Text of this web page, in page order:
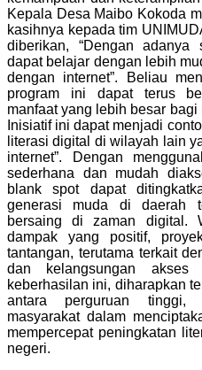
Kepala Desa Maibo Kokoda
kasihnya kepada tim
diberikan, “Dengan
dapat belajar dengan lebih
dengan internet”. Beliau
program ini dapat terus
manfaat yang lebih besar
Inisiatif ini dapat menjadi
literasi digital di wilayah lain
internet”. Dengan
sederhana dan mudah
blank spot dapat
generasi muda di daerah
bersaing di zaman digital.
dampak yang positif,
tantangan, terutama terkait
dan kelangsungan akses
keberhasilan ini, diharapkan
antara perguruan tinggi,
masyarakat dalam
mempercepat peningkatan
negeri.